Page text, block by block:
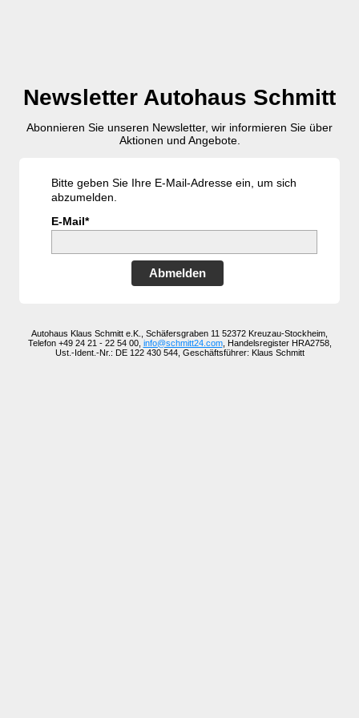
Newsletter Autohaus Schmitt
Abonnieren Sie unseren Newsletter, wir informieren Sie über
Aktionen und Angebote.
Bitte geben Sie Ihre E-Mail-Adresse ein, um sich
abzumelden.
E-Mail*
Abmelden
Autohaus Klaus Schmitt e.K., Schäfersgraben 11 52372 Kreuzau-Stockheim,
Telefon +49 24 21 - 22 54 00, info@schmitt24.com, Handelsregister HRA2758,
Ust.-Ident.-Nr.: DE 122 430 544, Geschäftsführer: Klaus Schmitt